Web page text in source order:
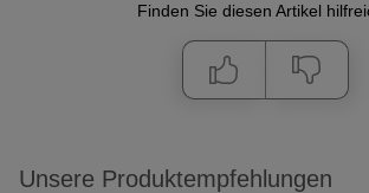
Finden Sie diesen Artikel
Unsere Produktempfehlungen